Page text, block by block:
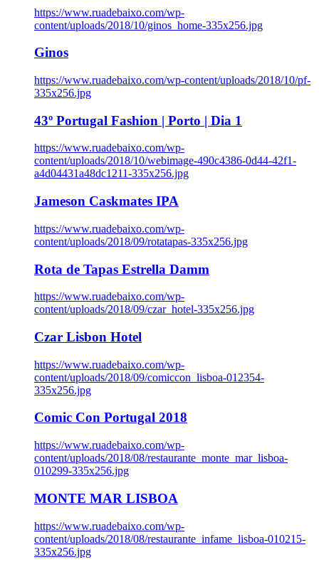
https://www.ruadebaixo.com/wp-
content/uploads/2018/10/ginos_home-335x256.jpg
Ginos
https://www.ruadebaixo.com/wp-content/uploads/2018/10/pf-
335x256.jpg
43º Portugal Fashion | Porto | Dia 1
https://www.ruadebaixo.com/wp-
content/uploads/2018/10/webimage-490c4386-0d44-42f1-
a4d04431a48dc1211-335x256.jpg
Jameson Caskmates IPA
https://www.ruadebaixo.com/wp-
content/uploads/2018/09/rotatapas-335x256.jpg
Rota de Tapas Estrella Damm
https://www.ruadebaixo.com/wp-
content/uploads/2018/09/czar_hotel-335x256.jpg
Czar Lisbon Hotel
https://www.ruadebaixo.com/wp-
content/uploads/2018/09/comiccon_lisboa-012354-
335x256.jpg
Comic Con Portugal 2018
https://www.ruadebaixo.com/wp-
content/uploads/2018/08/restaurante_monte_mar_lisboa-
010299-335x256.jpg
MONTE MAR LISBOA
https://www.ruadebaixo.com/wp-
content/uploads/2018/08/restaurante_infame_lisboa-010215-
335x256.jpg